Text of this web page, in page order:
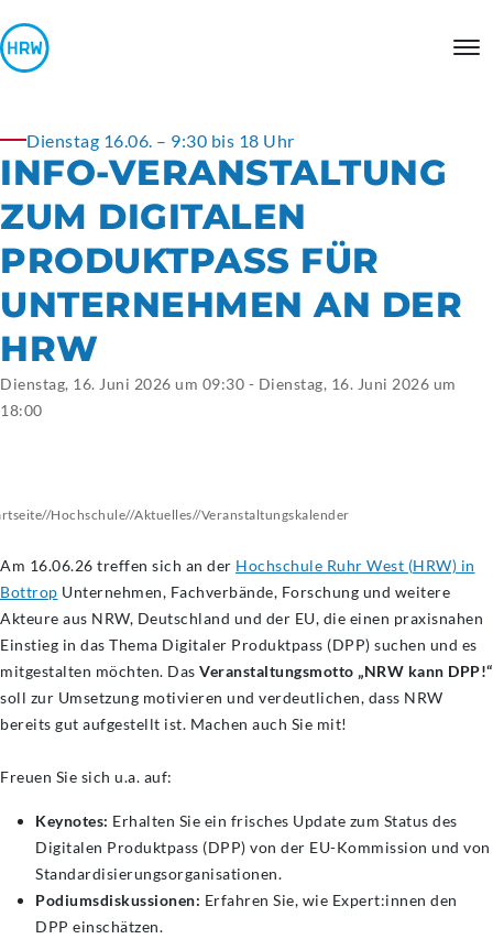
Dienstag 16.06. – 9:30 bis 18 Uhr
INFO-VERANSTALTUNG
ZUM DIGITALEN
PRODUKTPASS FÜR
UNTERNEHMEN AN DER
HRW
Dienstag, 16. Juni 2026 um 09:30 - Dienstag, 16. Juni 2026 um
18:00
//Hochschule//Aktuelles//Veranstaltungskalender
Am 16.06.26 treffen sich an der Hochschule Ruhr West (HRW) in
Bottrop Unternehmen, Fachverbände, Forschung und weitere
Akteure aus NRW, Deutschland und der EU, die einen praxisnahen
Einstieg in das Thema Digitaler Produktpass (DPP) suchen und es
mitgestalten möchten. Das Veranstaltungsmotto „NRW kann DPP!“
soll zur Umsetzung motivieren und verdeutlichen, dass NRW
bereits gut aufgestellt ist. Machen auch Sie mit!
Freuen Sie sich u.a. auf:
Keynotes: Erhalten Sie ein frisches Update zum Status des
Digitalen Produktpass (DPP) von der EU-Kommission und von
Standardisierungsorganisationen.
Podiumsdiskussionen: Erfahren Sie, wie Expert:innen den
DPP einschätzen.